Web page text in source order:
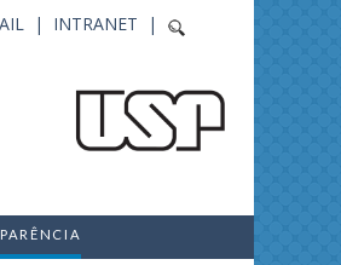
INTRANET |
|